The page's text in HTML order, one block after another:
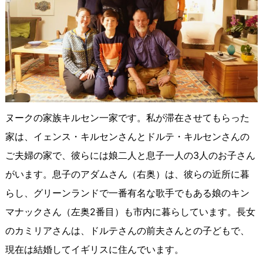
ヌークの家族キルセン一家です。私が滞在させてもらった
家は、イェンス・キルセンさんとドルテ・キルセンさんの
ご夫婦の家で、彼らには娘二人と息子一人の3人のお子さん
がいます。息子のアダムさん（右奥）は、彼らの近所に暮
らし、グリーンランドで一番有名な歌手でもある娘のキン
マナックさん（左奥2番目）も市内に暮らしています。長女
のカミリアさんは、ドルテさんの前夫さんとの子どもで、
現在は結婚してイギリスに住んでいます。